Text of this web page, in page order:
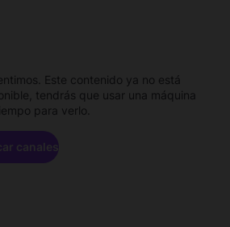
Este contenido ya no está
tendrás que usar una máquina
para verlo.
canales